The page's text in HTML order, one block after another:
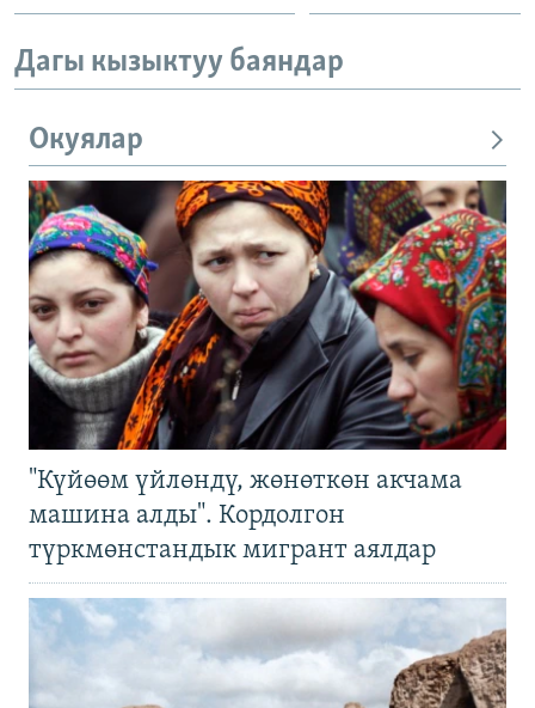
Дагы кызыктуу баяндар
Окуялар
"Күйөөм үйлөндү, жөнөткөн акчама
машина алды". Кордолгон
түркмөнстандык мигрант аялдар